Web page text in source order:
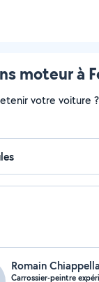
moteur à
votre voiture
Romain Chiappella
Carrossier-peintre